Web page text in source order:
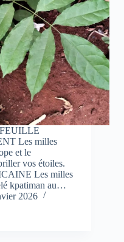
Les milles
et le
vos étoiles.
Les milles
kpatiman au…
2026